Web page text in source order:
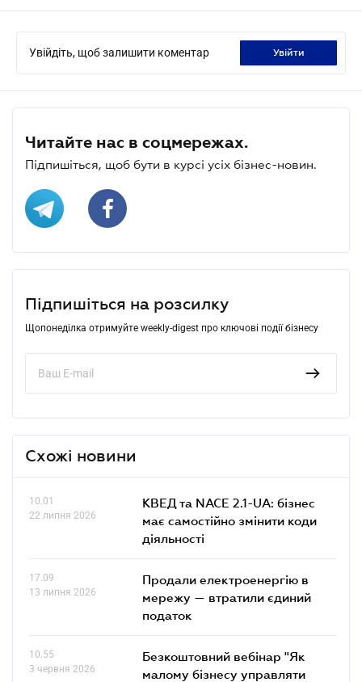
Увійдіть, щоб залишити коментар увійти
Читайте нас в соцмережах.
Підпишіться, щоб бути в курсі усіх бізнес-новин.
Підпишіться на розсилку
Щопонеділка отримуйте weekly-digest про ключові події бізнесу
Схожі новини
10.01
22 липня 2026
КВЕД та NACE 2.1-UA: бізнес
має самостійно змінити коди
діяльності
17.09
13 липня 2026
Продали електроенергію в
мережу — втратили єдиний
податок
10.55
3 червня 2026
Безкоштовний вебінар "Як
малому бізнесу управляти